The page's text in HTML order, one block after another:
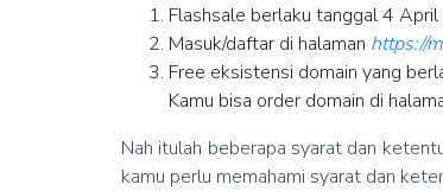
Flashsale berlaku tanggal 4
Masuk/daftar di halaman https://
Free eksistensi domain yang
Kamu bisa order domain di
Nah itulah beberapa syarat dan
kamu perlu memahami syarat dan